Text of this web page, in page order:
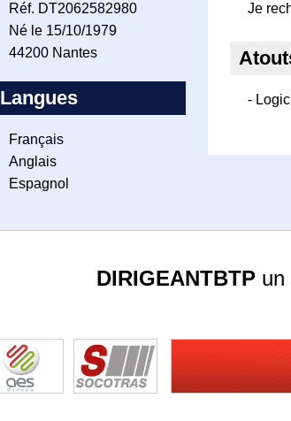
Réf. DT2062582980
Né le 15/10/1979
44200 Nantes
Langues
Français
Anglais
Espagnol
Je
-
DIRIGEANTBTPun